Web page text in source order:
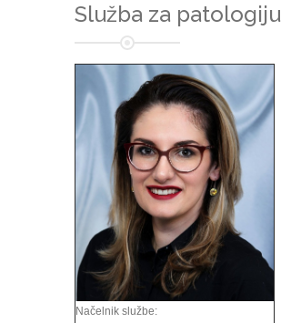
Služba za patologiju
Načelnik službe: